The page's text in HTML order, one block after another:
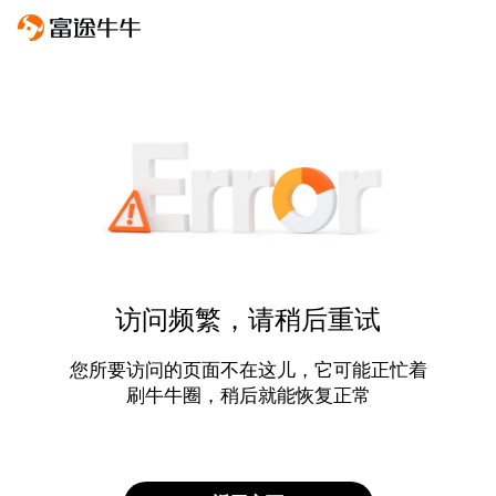
访问频繁，请稍后重试
您所要访问的页面不在这儿，它可能正忙着
刷牛牛圈，稍后就能恢复正常